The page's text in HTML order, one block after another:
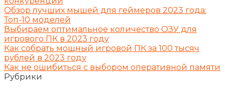
Обзор лучших мышей для геймеров 2023 года:
Топ-10 моделей
Выбираем оптимальное количество ОЗУ для
игрового ПК в 2023 году
Как собрать мощный игровой ПК за 100 тысяч
рублей в 2023 году
Как не ошибиться с выбором оперативной памяти
Рубрики